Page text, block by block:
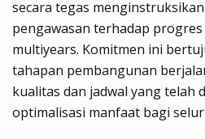
secara tegas
pengawasan terhadap
multiyears. Komitmen ini
tahapan pembangunan
kualitas dan jadwal yang telah
optimalisasi manfaat bagi